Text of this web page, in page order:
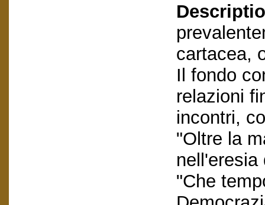
cartacea,
Il fondo
relazioni
incontri,
"Oltre la
nell'eresia
"Che